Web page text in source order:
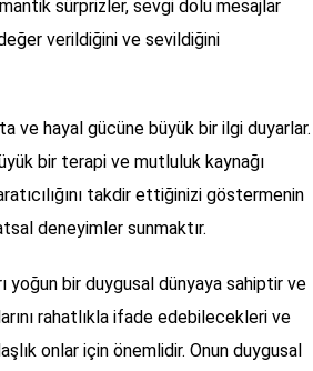
sürprizler, sevgi dolu mesajlar
verildiğini ve sevildiğini
ve hayal gücüne büyük bir ilgi duyarlar.
bir terapi ve mutluluk kaynağı
takdir ettiğinizi göstermenin
deneyimler sunmaktır.
yoğun bir duygusal dünyaya sahiptir ve
rahatlıkla ifade edebilecekleri ve
onlar için önemlidir. Onun duygusal